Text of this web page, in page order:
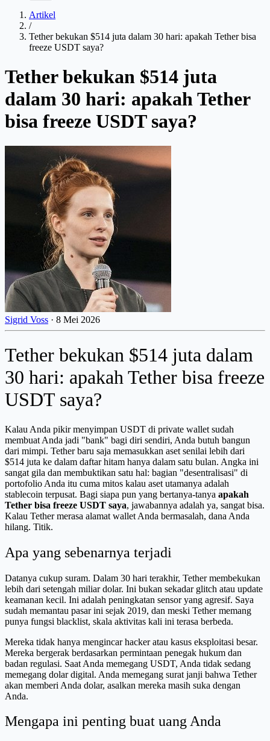
Artikel
/
Tether bekukan $514 juta dalam 30 hari: apakah Tether bisa
freeze USDT saya?
Tether bekukan $514 juta
dalam 30 hari: apakah Tether
bisa freeze USDT saya?
Sigrid Voss · 8 Mei 2026
Tether bekukan $514 juta dalam
30 hari: apakah Tether bisa freeze
USDT saya?
Kalau Anda pikir menyimpan USDT di private wallet sudah
membuat Anda jadi "bank" bagi diri sendiri, Anda butuh bangun
dari mimpi. Tether baru saja memasukkan aset senilai lebih dari
$514 juta ke dalam daftar hitam hanya dalam satu bulan. Angka ini
sangat gila dan membuktikan satu hal: bagian "desentralisasi" di
portofolio Anda itu cuma mitos kalau aset utamanya adalah
stablecoin terpusat. Bagi siapa pun yang bertanya-tanya apakah
Tether bisa freeze USDT saya, jawabannya adalah ya, sangat bisa.
Kalau Tether merasa alamat wallet Anda bermasalah, dana Anda
hilang. Titik.
Apa yang sebenarnya terjadi
Datanya cukup suram. Dalam 30 hari terakhir, Tether membekukan
lebih dari setengah miliar dolar. Ini bukan sekadar glitch atau update
keamanan kecil. Ini adalah peningkatan sensor yang agresif. Saya
sudah memantau pasar ini sejak 2019, dan meski Tether memang
punya fungsi blacklist, skala aktivitas kali ini terasa berbeda.
Mereka tidak hanya mengincar hacker atau kasus eksploitasi besar.
Mereka bergerak berdasarkan permintaan penegak hukum dan
badan regulasi. Saat Anda memegang USDT, Anda tidak sedang
memegang dolar digital. Anda memegang surat janji bahwa Tether
akan memberi Anda dolar, asalkan mereka masih suka dengan
Anda.
Mengapa ini penting buat uang Anda